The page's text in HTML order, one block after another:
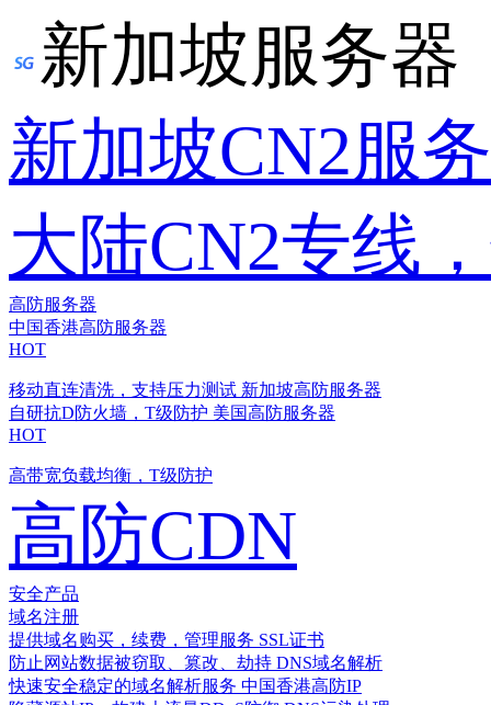
新加坡服务器
新加坡CN2服
大陆CN2专线
高防服务器
中国香港高防服务器
HOT
移动直连清洗，支持压力测试 新加坡高防服务器
自研抗D防火墙，T级防护 美国高防服务器
HOT
高带宽负载均衡，T级防护
高防CDN
安全产品
域名注册
提供域名购买，续费，管理服务 SSL证书
防止网站数据被窃取、篡改、劫持 DNS域名解析
快速安全稳定的域名解析服务 中国香港高防IP